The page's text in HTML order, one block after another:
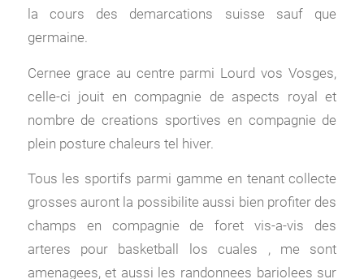
la cours des demarcations suisse sauf que
germaine.
Cernee grace au centre parmi Lourd vos Vosges,
celle-ci jouit en compagnie de aspects royal et
nombre de creations sportives en compagnie de
plein posture chaleurs tel hiver.
Tous les sportifs parmi gamme en tenant collecte
grosses auront la possibilite aussi bien profiter des
champs en compagnie de foret vis-a-vis des
arteres pour basketball los cuales , me sont
amenagees, et aussi les randonnees bariolees sur